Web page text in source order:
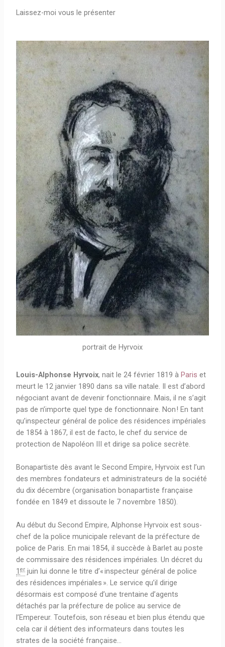
Laissez-moi vous le présenter
portrait de Hyrvoix
Louis-Alphonse Hyrvoix, nait le 24 février 1819 àParis et
meurt le 12 janvier 1890 dans sa ville natale. Il est d’abord
négociant avant de devenir fonctionnaire. Mais, il ne s’agit
pas de n’importe quel type de fonctionnaire. Non ! En tant
qu’inspecteur général de police des résidences impériales
de 1854 à 1867, il est de facto, le chef du service de
protection de Napoléon III et dirige sa police secrète.
Bonapartiste dès avant le Second Empire, Hyrvoix est l’un
des membres fondateurs et administrateurs de la société
du dix décembre (organisation bonapartiste française
fondée en 1849 et dissoute le 7 novembre 1850).
Au début du Second Empire, Alphonse Hyrvoix est sous-
chef de la police municipale relevant de la préfecture de
police de Paris. Enmai 1854, il succède à Barlet au poste
de commissaire des résidences impériales. Un décret du
1er juin lui donne le titre d’« inspecteur général de police
des résidences impériales ». Le service qu’il dirige
désormais est composé d’une trentaine d’agents
détachés par la préfecture de police au service de
l’Empereur. Toutefois, son réseau et bien plus étendu que
cela car il détient des informateurs dans toutes les
strates de la société française…